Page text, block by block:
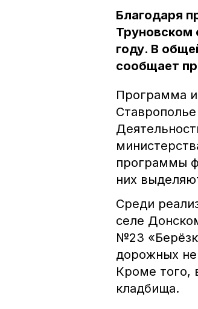
Благодаря
Труновском
году. В
сообщает
Программа
программы
них
Среди
селе
№23
дорожных
Кроме того,
кладбища.